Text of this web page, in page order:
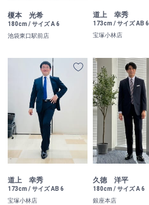
榎本 光希
180cm / サイズ A 6
池袋東口駅前店
道上 幸秀
173cm / サイズ AB 6
宝塚小林店
道上 幸秀
173cm / サイズ AB 6
宝塚小林店
久徳 洋平
180cm / サイズ A 6
銀座本店